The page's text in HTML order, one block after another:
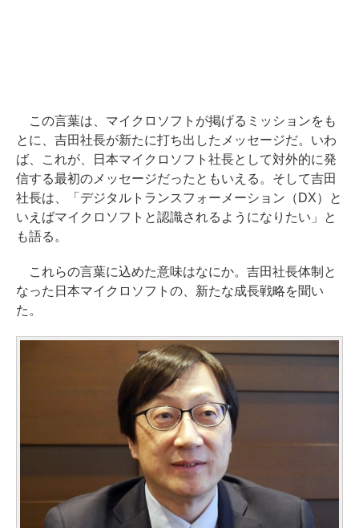
この言葉は、マイクロソフトが掲げるミッションをも
とに、吉田社長が新たに打ち出したメッセージだ。いわ
ば、これが、日本マイクロソフト社長として対外的に発
信する最初のメッセージだったともいえる。そして吉田
社長は、「デジタルトランスフォーメーション（DX）と
いえばマイクロソフトと認識されるようになりたい」と
も語る。
これらの言葉に込めた意味はなにか。吉田社長体制と
なった日本マイクロソフトの、新たな成長戦略を聞い
た。